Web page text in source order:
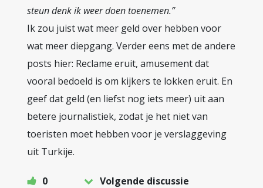
steun denk ik weer doen toenemen.”
Ik zou juist wat meer geld over hebben voor
wat meer diepgang. Verder eens met de andere
posts hier: Reclame eruit, amusement dat
vooral bedoeld is om kijkers te lokken eruit. En
geef dat geld (en liefst nog iets meer) uit aan
betere journalistiek, zodat je het niet van
toeristen moet hebben voor je verslaggeving
uit Turkije.
0
Volgende discussie